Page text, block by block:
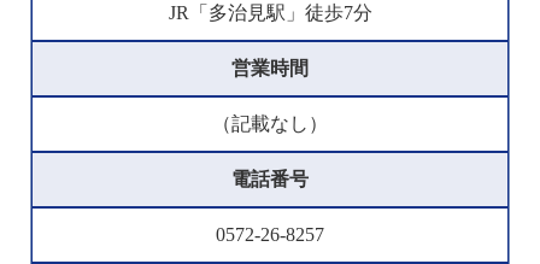
JR「多治見駅」徒歩7分
営業時間
（記載なし）
電話番号
0572-26-8257